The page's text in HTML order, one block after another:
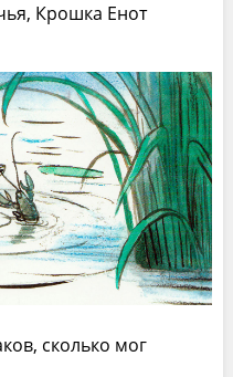
Крошка Енот
сколько мог